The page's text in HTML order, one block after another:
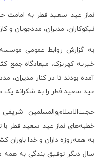
نماز عید سعید فطر به امامت
نیکوکاران، مدیران، مددجویان و
به گزارش روابط عمومی
خیریه کهریزک، میعادگاه جمع
آمده بودند تا در کنار مدیران،
عید سعید فطر را به شکرانه یک‌
حجت‌الاسلام‌والمسلمین
خطبه‌های نماز عید سعید فطر
به همه‌روزه داران و خدا باوران
سال دیگر توفیق بندگی به همه